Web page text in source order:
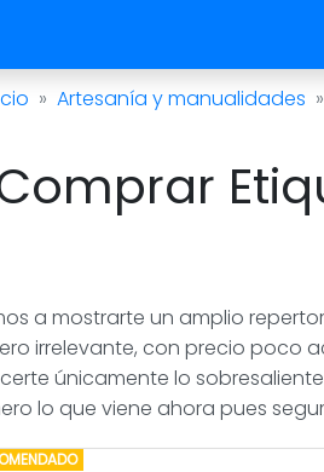
Artesanía y manualidades
a mostrarte un amplio
irrelevante, con precio poco
únicamente lo
lo que viene ahora pues